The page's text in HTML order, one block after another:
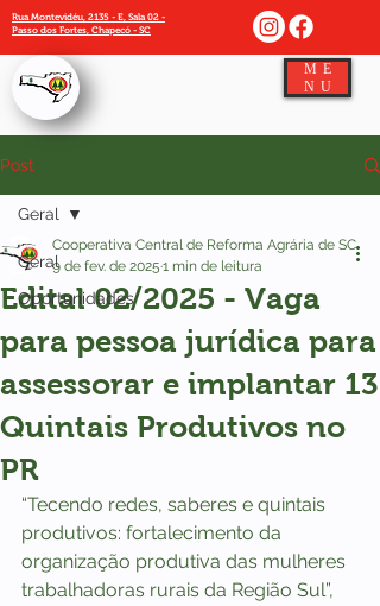
Rua Montevidéu, 2135 - E, Sala 02 -
Passo dos Fortes, Chapecó - SC
ME
NU
Post
Geral
Oportunidades
Geral
Edital 02/2025 - Vaga
para pessoa jurídica para
assessorar e implantar 13
Quintais Produtivos no
PR
Cooperativa Central de Reforma Agrária de SC
9 de fev. de 2025 1 min de leitura
“Tecendo redes, saberes e quintais
produtivos: fortalecimento da
organização produtiva das mulheres
trabalhadoras rurais da Região Sul”,